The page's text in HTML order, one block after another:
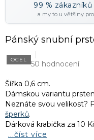
99 %
a my to u většiny
Pánský snubní
OCEL 50 hodnocení
Šířka 0,6 cm.
Dámskou variantu
Neznáte svou velikost?
šperků.
Dárková krabička za 10
...číst více